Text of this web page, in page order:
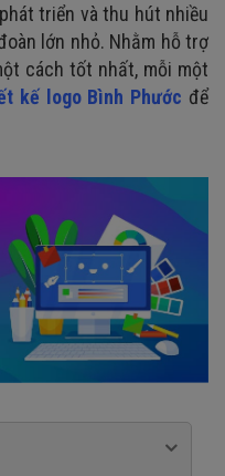
triển và thu hút nhiều
lớn nhỏ. Nhằm hỗ trợ
cách tốt nhất, mỗi một
kế logo Bình Phước để